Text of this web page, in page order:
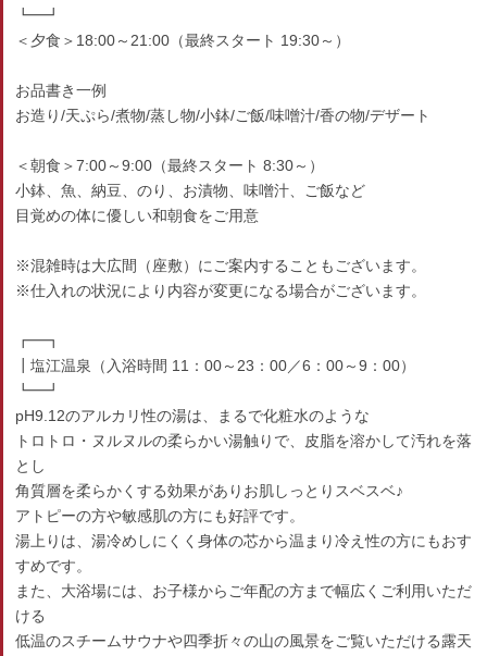
┗━┛
＜夕食＞18:00～21:00（最終スタート 19:30～）
お品書き一例
お造り/天ぷら/煮物/蒸し物/小鉢/ご飯/味噌汁/香の物/デザート
＜朝食＞7:00～9:00（最終スタート 8:30～）
小鉢、魚、納豆、のり、お漬物、味噌汁、ご飯など
目覚めの体に優しい和朝食をご用意
※混雑時は大広間（座敷）にご案内することもございます。
※仕入れの状況により内容が変更になる場合がございます。
┏━┓
┃塩江温泉（入浴時間 11：00～23：00／6：00～9：00）
┗━┛
pH9.12のアルカリ性の湯は、まるで化粧水のような
トロトロ・ヌルヌルの柔らかい湯触りで、皮脂を溶かして汚れを落
とし
角質層を柔らかくする効果がありお肌しっとりスベスベ♪
アトピーの方や敏感肌の方にも好評です。
湯上りは、湯冷めしにくく身体の芯から温まり冷え性の方にもおす
すめです。
また、大浴場には、お子様からご年配の方まで幅広くご利用いただ
ける
低温のスチームサウナや四季折々の山の風景をご覧いただける露天